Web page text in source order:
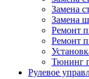
Замена
Замена
Ремонт
Ремонт
Тюнинг
Рулевое